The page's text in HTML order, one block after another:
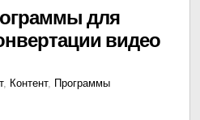
для
видео
, Контент, Программы